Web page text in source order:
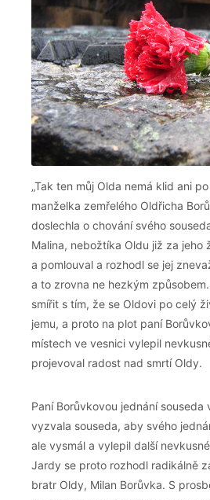
„Tak ten můj Olda nemá klid ani
manželka zemřelého Oldřicha
doslechla o chování svého
Malina, nebožtíka Oldu již za jeho
a pomlouval a rozhodl se jej
a to zrovna ne hezkým
smířit s tím, že se Oldovi po celý
jemu, a proto na plot paní
místech ve vesnici vylepil
projevoval radost nad smrtí Oldy.
Paní Borůvkovou jednání souseda
vyzvala souseda, aby svého
ale vysmál a vylepil další
Jardy se proto rozhodl radikálně
bratr Oldy, Milan Borůvka. S